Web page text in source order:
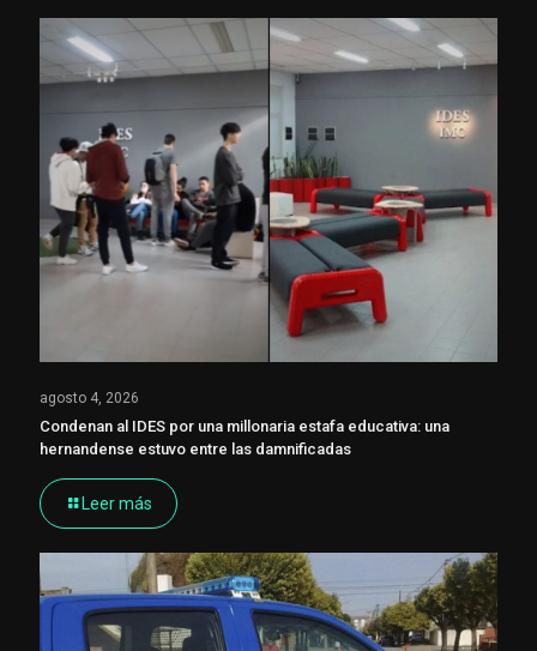
agosto 4, 2026
Condenan al IDES por una millonaria estafa educativa: una
hernandense estuvo entre las damnificadas
Leer más